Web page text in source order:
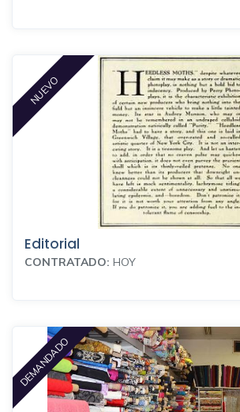
NUEVO
Editorial
CONTRATADO: HOY
DEMANDADO